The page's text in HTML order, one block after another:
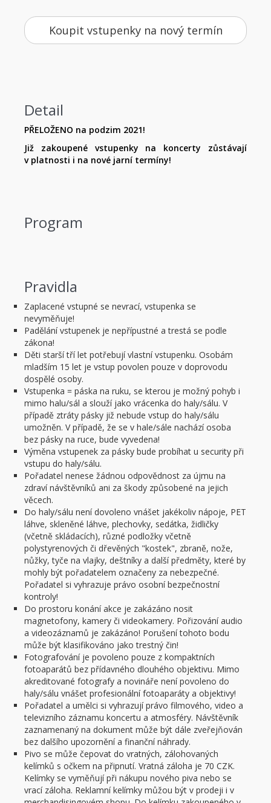
Koupit vstupenky na nový termín
Detail
PŘELOŽENO na podzim 2021!
Již zakoupené vstupenky na koncerty zůstávají
v platnosti i na nové jarní termíny!
Program
Pravidla
Zaplacené vstupné se nevrací, vstupenka se
nevyměňuje!
Padělání vstupenek je nepřípustné a trestá se podle
zákona!
Děti starší tří let potřebují vlastní vstupenku. Osobám
mladším 15 let je vstup povolen pouze v doprovodu
dospělé osoby.
Vstupenka = páska na ruku, se kterou je možný pohyb i
mimo halu/sál a slouží jako vrácenka do haly/sálu. V
případě ztráty pásky již nebude vstup do haly/sálu
umožněn. V případě, že se v hale/sále nachází osoba
bez pásky na ruce, bude vyvedena!
Výměna vstupenek za pásky bude probíhat u security při
vstupu do haly/sálu.
Pořadatel nenese žádnou odpovědnost za újmu na
zdraví návštěvníků ani za škody způsobené na jejich
věcech.
Do haly/sálu není dovoleno vnášet jakékoliv nápoje, PET
láhve, skleněné láhve, plechovky, sedátka, židličky
(včetně skládacích), různé podložky včetně
polystyrenových či dřevěných "kostek", zbraně, nože,
nůžky, tyče na vlajky, deštníky a další předměty, které by
mohly být pořadatelem označeny za nebezpečné.
Pořadatel si vyhrazuje právo osobní bezpečnostní
kontroly!
Do prostoru konání akce je zakázáno nosit
magnetofony, kamery či videokamery. Pořizování audio
a videozáznamů je zakázáno! Porušení tohoto bodu
může být klasifikováno jako trestný čin!
Fotografování je povoleno pouze z kompaktních
fotoaparátů bez přídavného dlouhého objektivu. Mimo
akreditované fotografy a novináře není povoleno do
haly/sálu vnášet profesionální fotoaparáty a objektivy!
Pořadatel a umělci si vyhrazují právo filmového, video a
televizního záznamu koncertu a atmosféry. Návštěvník
zaznamenaný na dokument může být dále zveřejňován
bez dalšího upozornění a finanční náhrady.
Pivo se může čepovat do vratných, zálohovaných
kelímků s očkem na připnutí. Vratná záloha je 70 CZK.
Kelímky se vyměňují při nákupu nového piva nebo se
vrací záloha. Reklamní kelímky můžou být v prodeji i v